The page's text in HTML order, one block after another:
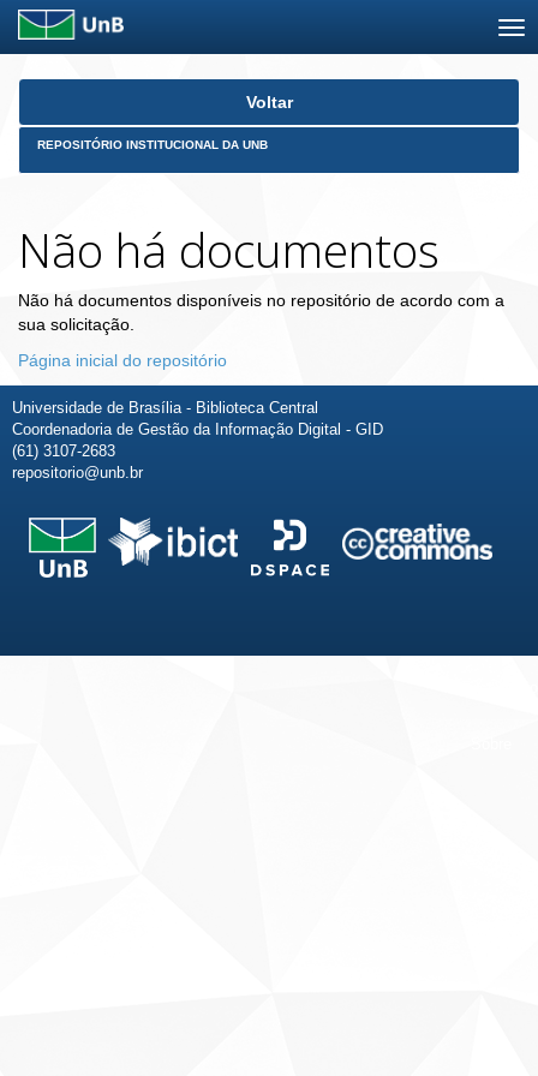
Skip
Voltar
REPOSITÓRIO INSTITUCIONAL DA UNB
Não há documentos
Não há documentos disponíveis no repositório de acordo com a
sua solicitação.
Página inicial do repositório
Universidade de Brasília - Biblioteca Central
Coordenadoria de Gestão da Informação Digital - GID
(61) 3107-2683
repositorio@unb.br